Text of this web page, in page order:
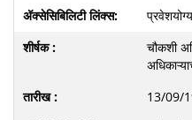
चौकशी
13/09/